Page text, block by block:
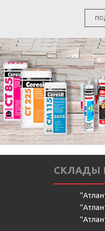
СКЛАДЫ